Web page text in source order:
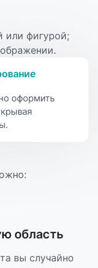
или фигурой;
оформить
область
вы случайно